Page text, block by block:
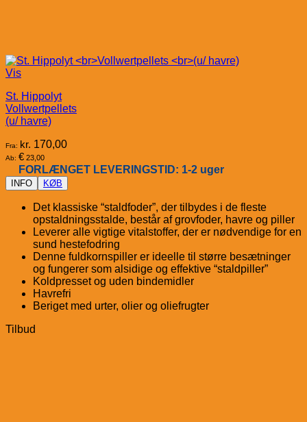
Vis
St. Hippolyt
Vollwertpellets
(u/ havre)
Fra: kr. 170,00
Ab: € 23,00
FORLÆNGET LEVERINGSTID: 1-2 uger
INFO KØB
Det klassiske “staldfoder”, der tilbydes i de fleste
opstaldningsstalde, består af grovfoder, havre og piller
Leverer alle vigtige vitalstoffer, der er nødvendige for en
sund hestefodring
Denne fuldkornspiller er ideelle til større besætninger
og fungerer som alsidige og effektive “staldpiller”
Koldpresset og uden bindemidler
Havrefri
Beriget med urter, olier og oliefrugter
Tilbud